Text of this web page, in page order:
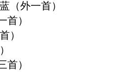
（外一首）
首）
）
首）